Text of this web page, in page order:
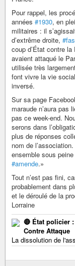
Pour rappel, les
années #1930, en
militaires : il
d’extrême droite,
coup d’État contre
avaient attaqué le
utilisée très
font vivre la vie
inversé.
Sur sa page
maraude n’aura pas
pas ce week-end.
serons dans
plus de réponses
nom de
ensemble sous
#amende.»
Tout n’est pas fini,
probablement dans
et le déroulé de la
Lorraine
🔴 État policier
Contre Attaque
La dissolution de